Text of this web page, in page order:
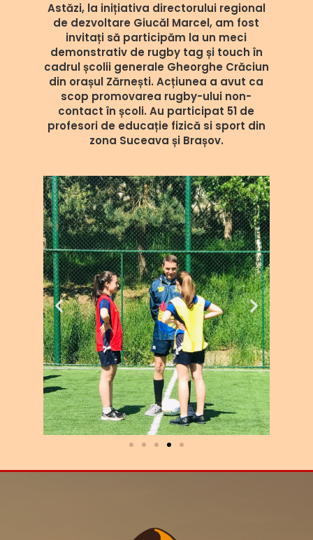
Astăzi, la inițiativa directorului regional
de dezvoltare Giucăl Marcel, am fost
invitați să participăm la un meci
demonstrativ de rugby tag și touch în
cadrul școlii generale Gheorghe Crăciun
din orașul Zărnești. Acțiunea a avut ca
scop promovarea rugby-ului non-
contact în școli. Au participat 51 de
profesori de educație fizică si sport din
zona Suceava și Brașov.